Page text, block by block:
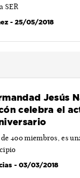
SER
- 25/05/2018
Jesús
celebra el
400 miembros, es
- 03/03/2018